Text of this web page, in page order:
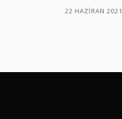
22 HAZIRAN 2021